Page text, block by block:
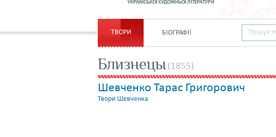
ТВОРИ БІОГРАФІЇ
Близнецы (1855)
Шевченко Тарас Григорович
Твори Шевченка